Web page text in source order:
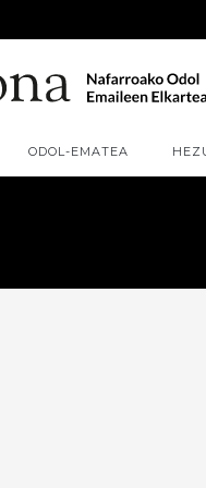
ODOL-EMATEA